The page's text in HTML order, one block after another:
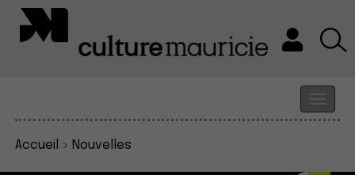
Accueil > Nouvelles